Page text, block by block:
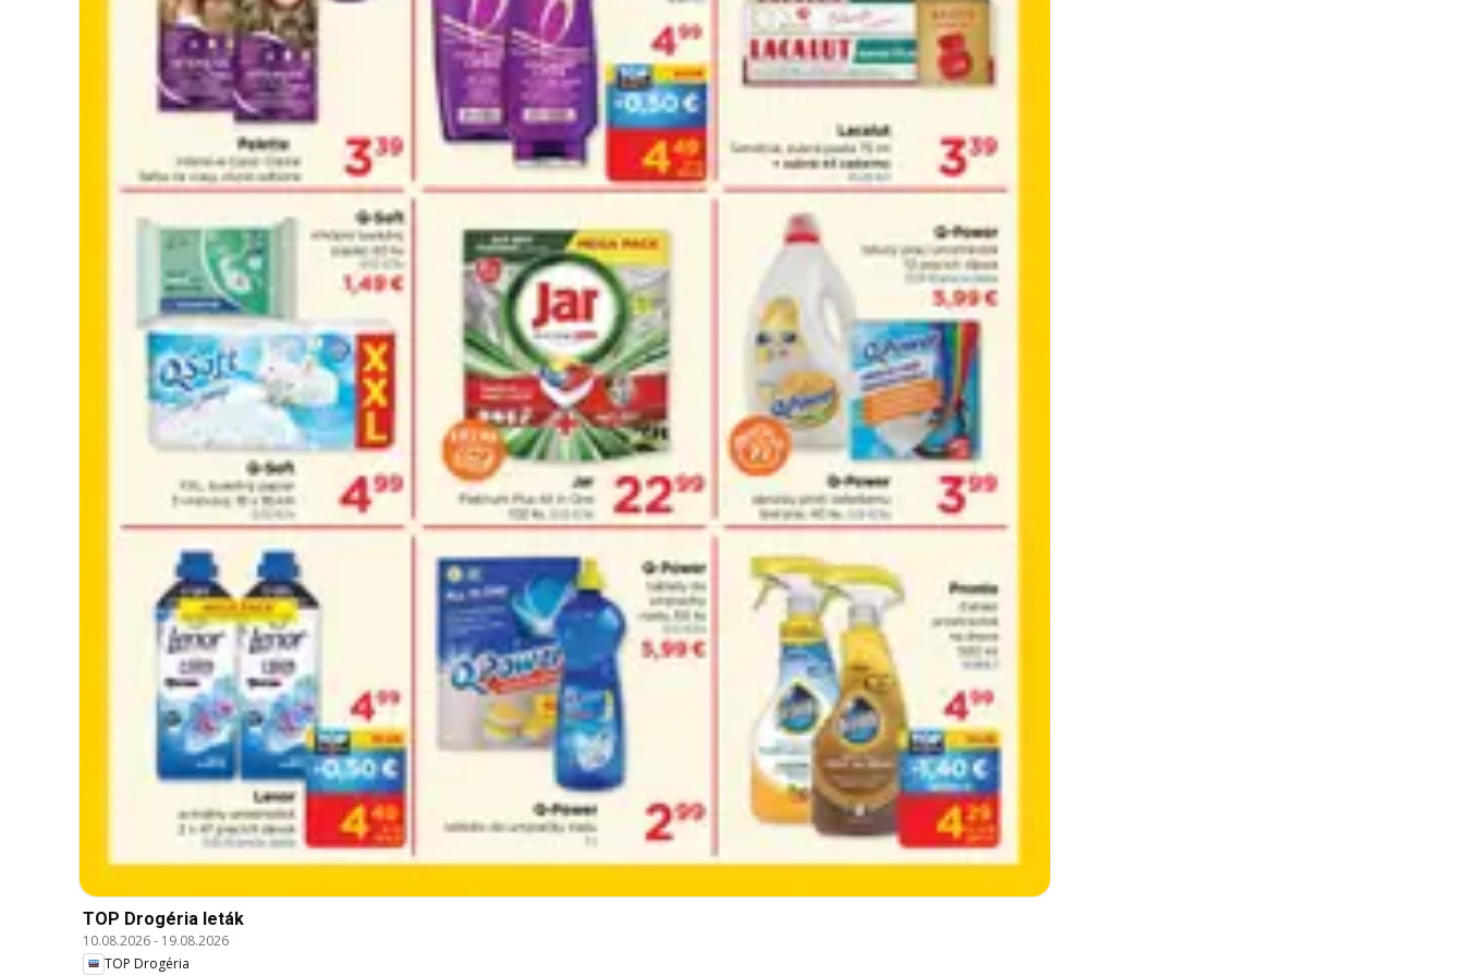
TOP Drogéria leták
10.08.2026- 19.08.2026
TOP Drogéria